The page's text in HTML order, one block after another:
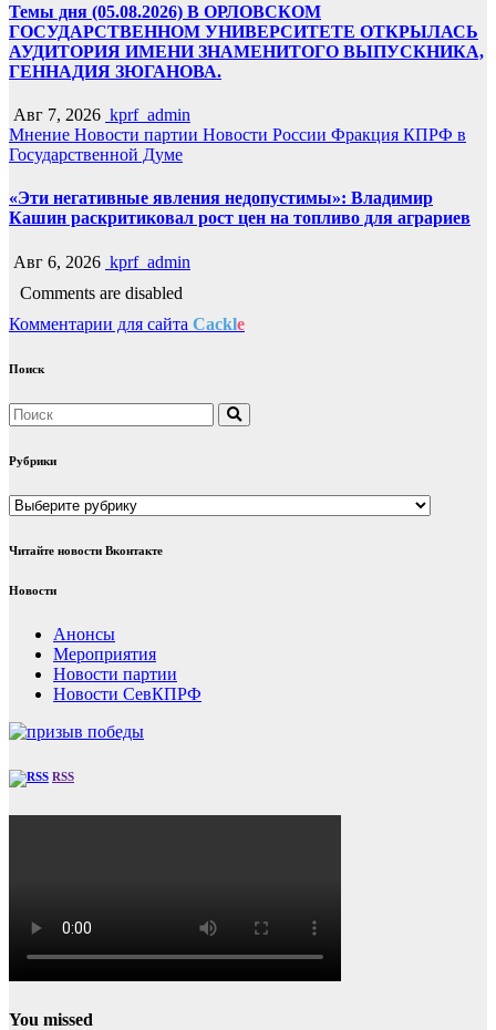
Темы дня (05.08.2026) В ОРЛОВСКОМ
ГОСУДАРСТВЕННОМ УНИВЕРСИТЕТЕ ОТКРЫЛАСЬ
АУДИТОРИЯ ИМЕНИ ЗНАМЕНИТОГО ВЫПУСКНИКА,
ГЕННАДИЯ ЗЮГАНОВА.
Авг 7, 2026 kprf_admin
Мнение Новости партии Новости России Фракция КПРФ в
Государственной Думе
«Эти негативные явления недопустимы»: Владимир
Кашин раскритиковал рост цен на топливо для аграриев
Авг 6, 2026 kprf_admin
Comments are disabled
Комментарии для сайта Cackle
Поиск
Рубрики
Рубрики
Читайте новости Вконтакте
Новости
Анонсы
Мероприятия
Новости партии
Новости СевКПРФ
RSS
You missed